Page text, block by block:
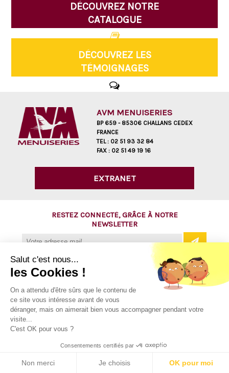
DÉCOUVREZ NOTRE
CATALOGUE
DÉCOUVREZ LES
TÉMOIGNAGES
AVM MENUISERIES
BP 659 - 85306 CHALLANS CEDEX
FRANCE
TEL : 02 51 93 32 84
FAX : 02 51 49 19 16
EXTRANET
RESTEZ CONNECTÉ, GRÂCE À NOTRE
NEWSLETTER
@ Copyright 2016 - AVM Menuiseries
Tous droits réservés
Contact
Salut c'est nous...
les Cookies !
On a attendu d'être sûrs que le contenu de
ce site vous intéresse avant de vous
déranger, mais on aimerait bien vous accompagner pendant votre
visite...
C'est OK pour vous ?
Consentements certifiés par
Non merci Je choisis OK pour moi